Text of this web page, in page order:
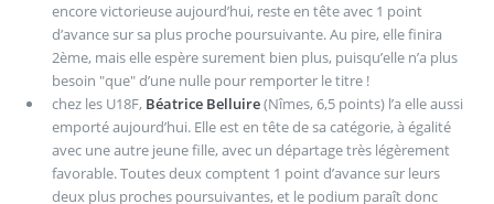
encore victorieuse aujourd’hui, reste en tête avec 1 point
d’avance sur sa plus proche poursuivante. Au pire, elle finira
2ème, mais elle espère surement bien plus, puisqu’elle n’a plus
besoin "que" d’une nulle pour remporter le titre !
chez les U18F, Béatrice Belluire(Nîmes, 6,5 points) l’a elle aussi
emporté aujourd’hui. Elle est en tête de sa catégorie, à égalité
avec une autre jeune fille, avec un départage très légèrement
favorable. Toutes deux comptent 1 point d’avance sur leurs
deux plus proches poursuivantes, et le podium paraît donc